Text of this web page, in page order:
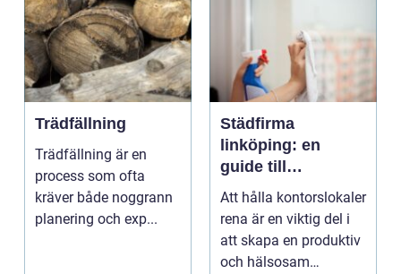
Trädfällning
Trädfällning är en
process som ofta
kräver både noggrann
planering och exp...
Städfirma
linköping: en
guide till
professionell
städning
Att hålla kontorslokaler
rena är en viktig del i
att skapa en produktiv
och hälsosam